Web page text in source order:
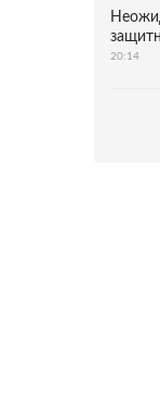
20:14